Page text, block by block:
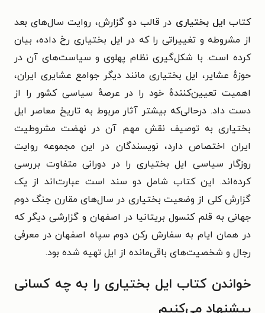
کتاب ایل بختیاری در قالب دو گزارش، روایت سال‌های بعد
از مشروطه و تغییراتی را که در ایل بختیاری رخ داده، بیان
کرده است. با شکل‌گیری نظام پهلوی و سیاست‌های آن در
حوزه‌ٔ عشایر، ایل بختیاری مانند دیگر جوامع عشایری ایران،
اهمیت تعیین‌کنندهٔ خود را در عرصهٔ سیاسی کشور را از
دست داد. درحالی‌که بیشتر آثار مربوط به تاریخ معاصر ایل
بختیاری به توصیف نقش مهم آن در نهضت مشروطیت
ایران اختصاص دارد، نویسندگان در این مجموعه روایت
روزگار سیاسی ایل بختیاری را در دورانی متفاوت بررسی
کرده‌اند. این کتاب شامل دو سند است عبارت‌اند از یک
گزارش کلی از وضعیت بختیاری در سال‌های مقارن جنگ دوم
جهانی به قلم کنسول بریتانیا در اصفهان و گزارشی دیگر که
در همان ایام به سفارش رکن دوم سپاه اصفهان در معرفی
رجال و شخصیت‌های باقی‌مانده از ایل تهیه شده بود.
خواندن کتاب ایل بختیاری را به چه کسانی
پیشنهاد می‌کنیم